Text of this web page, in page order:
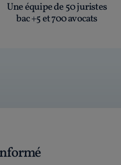
Une équipe de 50 juristes
bac +5 et 700 avocats